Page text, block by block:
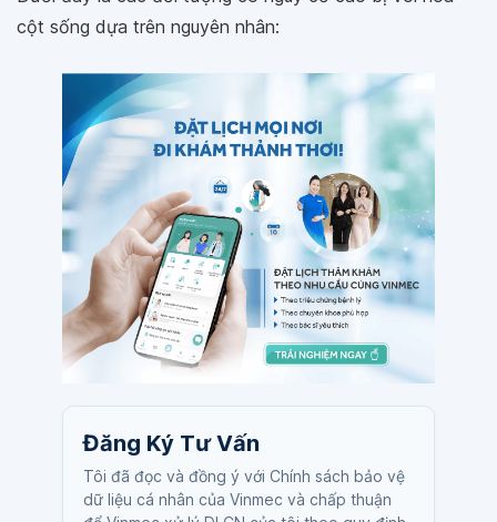
cột sống dựa trên nguyên nhân:
Đăng Ký Tư Vấn
Tôi đã đọc và đồng ý với Chính sách bảo vệ
dữ liệu cá nhân của Vinmec và chấp thuận